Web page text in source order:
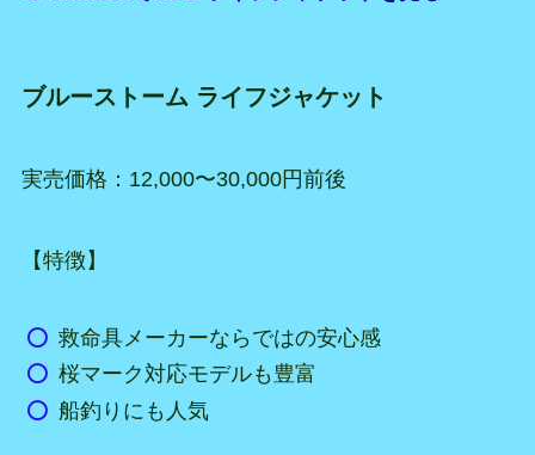
ブルーストーム ライフジャケット
実売価格：12,000〜30,000円前後
【特徴】
救命具メーカーならではの安心感
桜マーク対応モデルも豊富
船釣りにも人気